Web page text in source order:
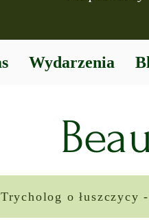
Wydarzenia
Trycholog o łuszczycy